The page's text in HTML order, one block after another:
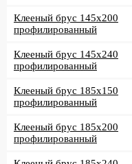
Клееный брус 145x200
профилированный
Клееный брус 145x240
профилированный
Клееный брус 185x150
профилированный
Клееный брус 185x200
профилированный